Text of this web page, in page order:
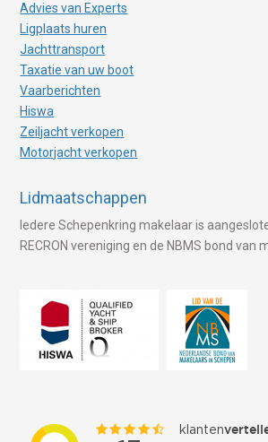
Advies van Experts
Ligplaats huren
Jachttransport
Taxatie van uw boot
Vaarberichten
Hiswa
Zeiljacht verkopen
Motorjacht verkopen
Lidmaatschappen
Iedere Schepenkring makelaar is
RECRON vereniging en de NBMS bond van